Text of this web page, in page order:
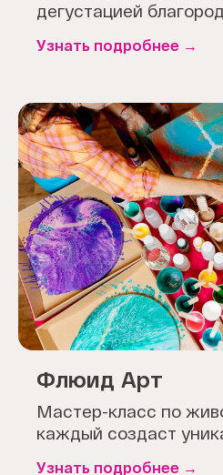
дегустацией
Узнать подробнее
Флюид Арт
Мастер-класс по
каждый создаст
Узнать подробнее